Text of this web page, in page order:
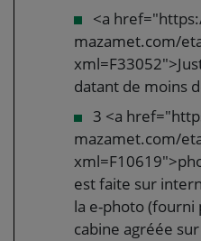
<a
mazamet.com/
datant de moins
3 <a
mazamet.com/
est faite sur
la e-photo (fourni
cabine agréée